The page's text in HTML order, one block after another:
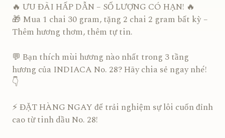
🔥 ƯU ĐÃI HẤP DẪN – SỐ LƯỢNG CÓ HẠN! 🔥
🎁 Mua 1 chai 30 gram, tặng 2 chai 2 gram bất kỳ –
Thêm hương thơm, thêm tự tin.
💬 Bạn thích mùi hương nào nhất trong 3 tầng
hương của INDIACA No. 28? Hãy chia sẻ ngay nhé!
👇
⚡ ĐẶT HÀNG NGAY để trải nghiệm sự lôi cuốn đỉnh
cao từ tinh dầu No. 28!